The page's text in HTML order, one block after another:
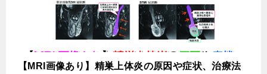
【MRI画像あり】精巣上体炎の原因や症状、治療法